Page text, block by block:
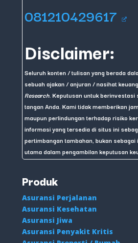
081210429617
Disclaimer:
Seluruh konten / tulisan yang berada
sebuah ajakan / anjuran / nasihat
Research . Keputusan untuk berinvestasi
tangan Anda. Kami tidak memberikan
maupun perlindungan terhadap risiko
informasi yang tersedia di situs ini
pertimbangan tambahan, bukan
utama dalam pengambilan keputusan
Produk
Asuransi Perjalanan
Asuransi Kesehatan
Asuransi Jiwa
Asuransi Penyakit Kritis